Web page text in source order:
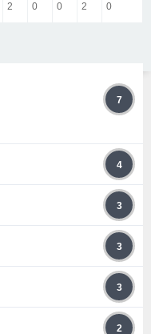
2 0 0 2 0
7
4
3
3
3
2